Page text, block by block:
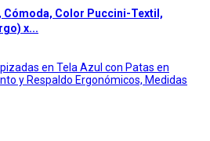
Cómoda, Color Puccini-Textil,
x...